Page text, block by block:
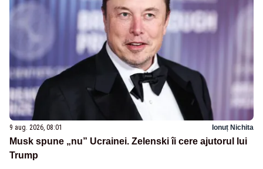
9 aug. 2026, 08:01 Ionuț Nichita
Musk spune „nu” Ucrainei. Zelenski îi cere ajutorul lui
Trump